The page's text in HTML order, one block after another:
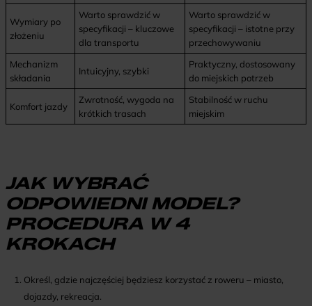
Wymiary po
złożeniu
Warto sprawdzić w
specyfikacji – kluczowe
dla transportu
Warto sprawdzić w
specyfikacji – istotne przy
przechowywaniu
Mechanizm
składania
Intuicyjny, szybki
Praktyczny, dostosowany
do miejskich potrzeb
Komfort jazdy
Zwrotność, wygoda na
krótkich trasach
Stabilność w ruchu
miejskim
JAK WYBRAĆ
ODPOWIEDNI MODEL?
PROCEDURA W 4
KROKACH
Określ, gdzie najczęściej będziesz korzystać z roweru – miasto,
dojazdy, rekreacja.